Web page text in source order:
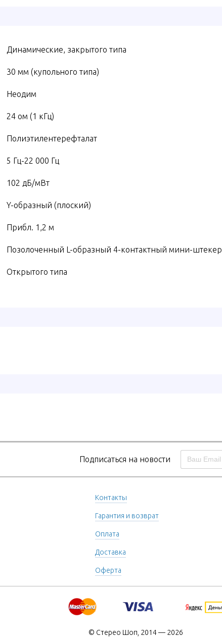
Динамические, закрытого типа
30 мм (купольного типа)
Неодим
24 ом (1 кГц)
Полиэтилентерефталат
5 Гц-22 000 Гц
102 дБ/мВт
Y-образный (плоский)
Прибл. 1,2 м
Позолоченный L-образный 4-контактный мини-штекер
Открытого типа
Подписаться на новости
Контакты
Гарантия и возврат
Оплата
Доставка
Оферта
© Стерео Шоп, 2014 — 2026